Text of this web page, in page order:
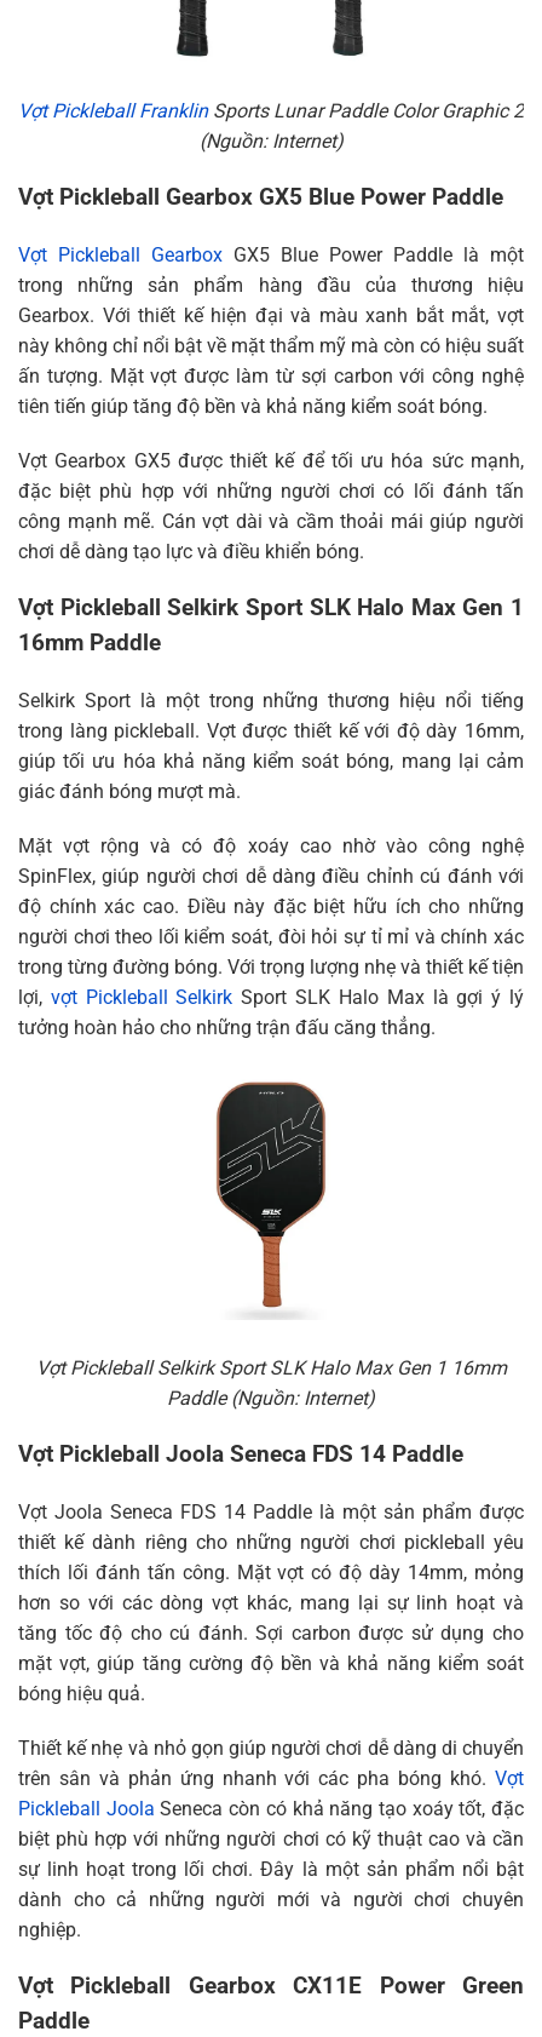
Vợt Pickleball FranklinSports Lunar Paddle Color Graphic 2
(Nguồn: Internet)
Vợt Pickleball Gearbox GX5 Blue Power Paddle
Vợt Pickleball Gearbox GX5 Blue Power Paddle là một
trong những sản phẩm hàng đầu của thương hiệu
Gearbox. Với thiết kế hiện đại và màu xanh bắt mắt, vợt
này không chỉ nổi bật về mặt thẩm mỹ mà còn có hiệu suất
ấn tượng. Mặt vợt được làm từ sợi carbon với công nghệ
tiên tiến giúp tăng độ bền và khả năng kiểm soát bóng.
Vợt Gearbox GX5 được thiết kế để tối ưu hóa sức mạnh,
đặc biệt phù hợp với những người chơi có lối đánh tấn
công mạnh mẽ. Cán vợt dài và cầm thoải mái giúp người
chơi dễ dàng tạo lực và điều khiển bóng.
Vợt Pickleball Selkirk Sport SLK Halo Max Gen 1
16mm Paddle
Selkirk Sport là một trong những thương hiệu nổi tiếng
trong làng pickleball. Vợt được thiết kế với độ dày 16mm,
giúp tối ưu hóa khả năng kiểm soát bóng, mang lại cảm
giác đánh bóng mượt mà.
Mặt vợt rộng và có độ xoáy cao nhờ vào công nghệ
SpinFlex, giúp người chơi dễ dàng điều chỉnh cú đánh với
độ chính xác cao. Điều này đặc biệt hữu ích cho những
người chơi theo lối kiểm soát, đòi hỏi sự tỉ mỉ và chính xác
trong từng đường bóng. Với trọng lượng nhẹ và thiết kế tiện
lợi, vợt Pickleball Selkirk Sport SLK Halo Max là gợi ý lý
tưởng hoàn hảo cho những trận đấu căng thẳng.
Vợt Pickleball Selkirk Sport SLK Halo Max Gen 1 16mm
Paddle (Nguồn: Internet)
Vợt Pickleball Joola Seneca FDS 14 Paddle
Vợt Joola Seneca FDS 14 Paddle là một sản phẩm được
thiết kế dành riêng cho những người chơi pickleball yêu
thích lối đánh tấn công. Mặt vợt có độ dày 14mm, mỏng
hơn so với các dòng vợt khác, mang lại sự linh hoạt và
tăng tốc độ cho cú đánh. Sợi carbon được sử dụng cho
mặt vợt, giúp tăng cường độ bền và khả năng kiểm soát
bóng hiệu quả.
Thiết kế nhẹ và nhỏ gọn giúp người chơi dễ dàng di chuyển
trên sân và phản ứng nhanh với các pha bóng khó. Vợt
Pickleball Joola Seneca còn có khả năng tạo xoáy tốt, đặc
biệt phù hợp với những người chơi có kỹ thuật cao và cần
sự linh hoạt trong lối chơi. Đây là một sản phẩm nổi bật
dành cho cả những người mới và người chơi chuyên
nghiệp.
Vợt Pickleball Gearbox CX11E Power Green
Paddle